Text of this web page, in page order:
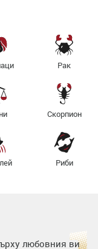
Рак
Скорпион
Риби
любовния ви